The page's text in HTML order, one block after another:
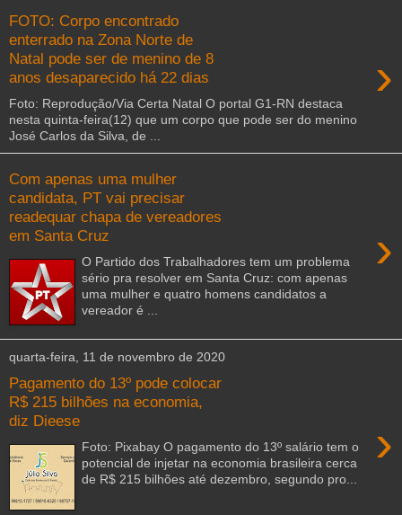
FOTO: Corpo encontrado
enterrado na Zona Norte de
Natal pode ser de menino de 8
anos desaparecido há 22 dias
›
Foto: Reprodução/Via Certa Natal O portal G1-RN destaca
nesta quinta-feira(12) que um corpo que pode ser do menino
José Carlos da Silva, de ...
Com apenas uma mulher
candidata, PT vai precisar
readequar chapa de vereadores
em Santa Cruz
›
O Partido dos Trabalhadores tem um problema
sério pra resolver em Santa Cruz: com apenas
uma mulher e quatro homens candidatos a
vereador é ...
quarta-feira, 11 de novembro de 2020
Pagamento do 13º pode colocar
R$ 215 bilhões na economia,
diz Dieese
›
Foto: Pixabay O pagamento do 13º salário tem o
potencial de injetar na economia brasileira cerca
de R$ 215 bilhões até dezembro, segundo pro...